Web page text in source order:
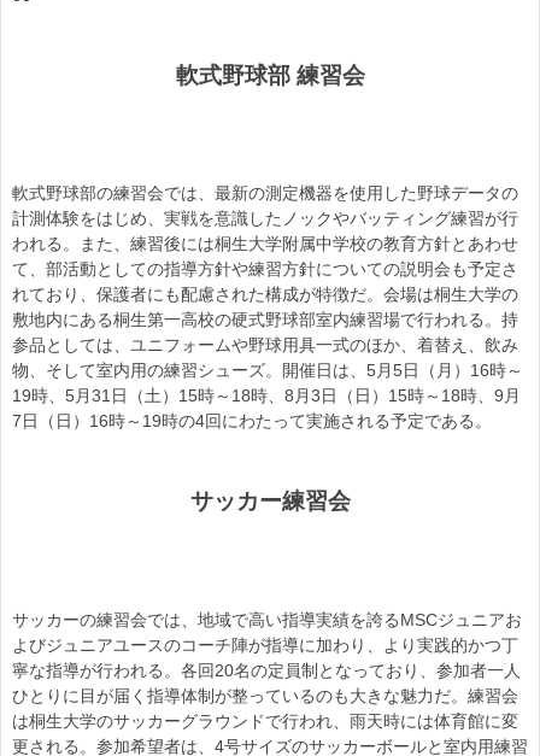
軟式野球部 練習会
軟式野球部の練習会では、最新の測定機器を使用した野球データの
計測体験をはじめ、実戦を意識したノックやバッティング練習が行
われる。また、練習後には桐生大学附属中学校の教育方針とあわせ
て、部活動としての指導方針や練習方針についての説明会も予定さ
れており、保護者にも配慮された構成が特徴だ。会場は桐生大学の
敷地内にある桐生第一高校の硬式野球部室内練習場で行われる。持
参品としては、ユニフォームや野球用具一式のほか、着替え、飲み
物、そして室内用の練習シューズ。開催日は、5月5日（月）16時～
19時、5月31日（土）15時～18時、8月3日（日）15時～18時、9月
7日（日）16時～19時の4回にわたって実施される予定である。
サッカー練習会
サッカーの練習会では、地域で高い指導実績を誇るMSCジュニアお
よびジュニアユースのコーチ陣が指導に加わり、より実践的かつ丁
寧な指導が行われる。各回20名の定員制となっており、参加者一人
ひとりに目が届く指導体制が整っているのも大きな魅力だ。練習会
は桐生大学のサッカーグラウンドで行われ、雨天時には体育館に変
更される。参加希望者は、4号サイズのサッカーボールと室内用練習